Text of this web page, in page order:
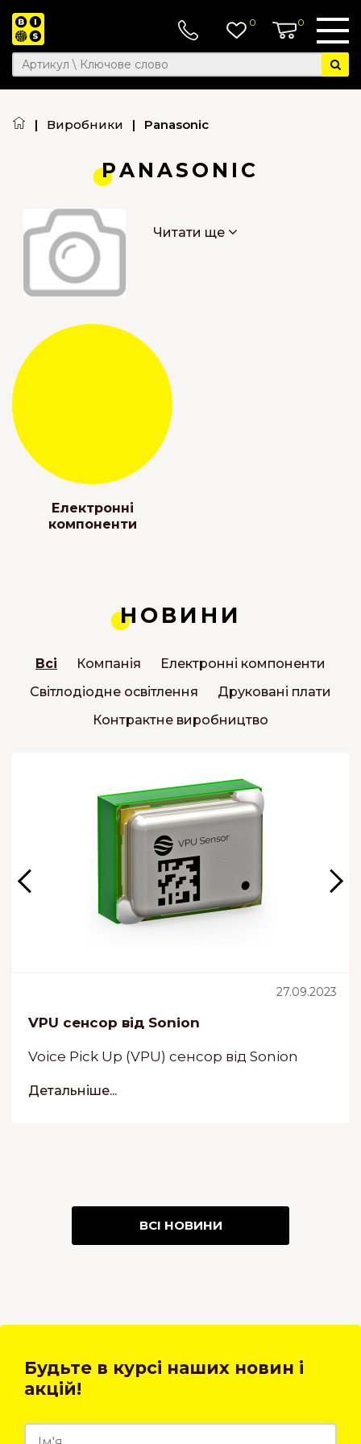
0 0
| Виробники | Panasonic
PANASONIC
Читати ще
Електронні
компоненти
НОВИНИ
Всі Компанія
Електронні компоненти
Світлодіодне освітлення
Друковані плати
Контрактне виробництво
27.09.2023
VPU сенсор від Sonion
Voice Pick Up (VPU) сенсор від Sonion
Детальніше...
27.09.2023
22.07.2021
03.06.2021
ВСІ НОВИНИ
Будьте в курсі наших новин і
акцій!